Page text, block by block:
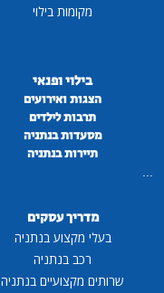
מקומות בילוי
בילוי ופנאי
הצגות ואירועים
תרבות לילדים
מסעדות בנתניה
תיירות בנתניה
...
מדריך עסקים
בעלי מקצוע בנתניה
רכב בנתניה
שרותים מקצועיים בנתניה